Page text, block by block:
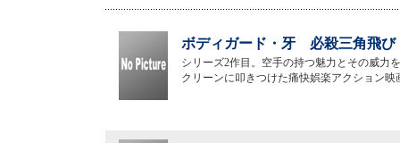
ボディガード・牙 必殺三角飛び
シリーズ2作目。空手の持つ魅力とその威力
クリーンに叩きつけた痛快娯楽アクション映